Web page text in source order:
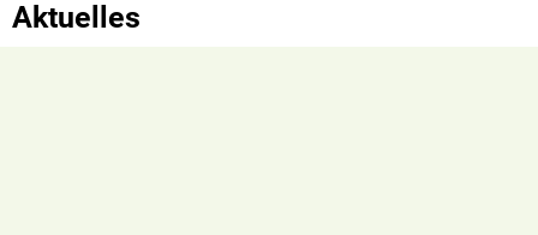
Aktuelles